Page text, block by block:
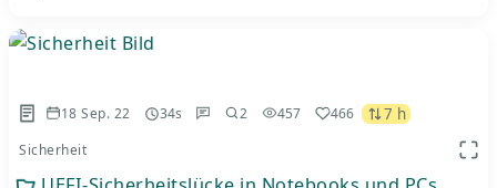
18 Sep. 22 34s 2 457 466 7 h
Sicherheit